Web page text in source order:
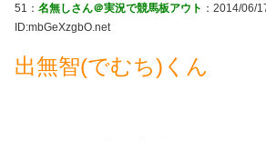
51： 名無しさん＠実況で競馬板アウト ：2014/06/
ID:mbGeXzgbO.net
出無智(でむち)くん